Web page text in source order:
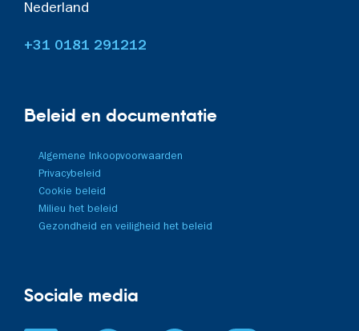
Nederland
+31 0181 291212
Beleid en documentatie
Algemene Inkoopvoorwaarden
Privacybeleid
Cookie beleid
Milieu het beleid
Gezondheid en veiligheid het beleid
Sociale media